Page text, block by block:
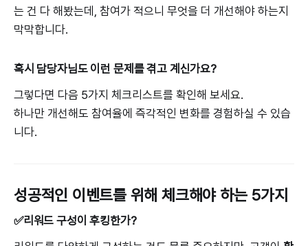
는 건 다 해봤는데, 참여가 적으니 무엇을 더 개선해야 하는지
막막합니다.
혹시 담당자님도 이런 문제를 겪고 계신가요?
그렇다면 다음 5가지 체크리스트를 확인해 보세요.
하나만 개선해도 참여율에 즉각적인 변화를 경험하실 수 있습
니다.
성공적인 이벤트를 위해 체크해야 하는 5가지
✅리워드 구성이 후킹한가?